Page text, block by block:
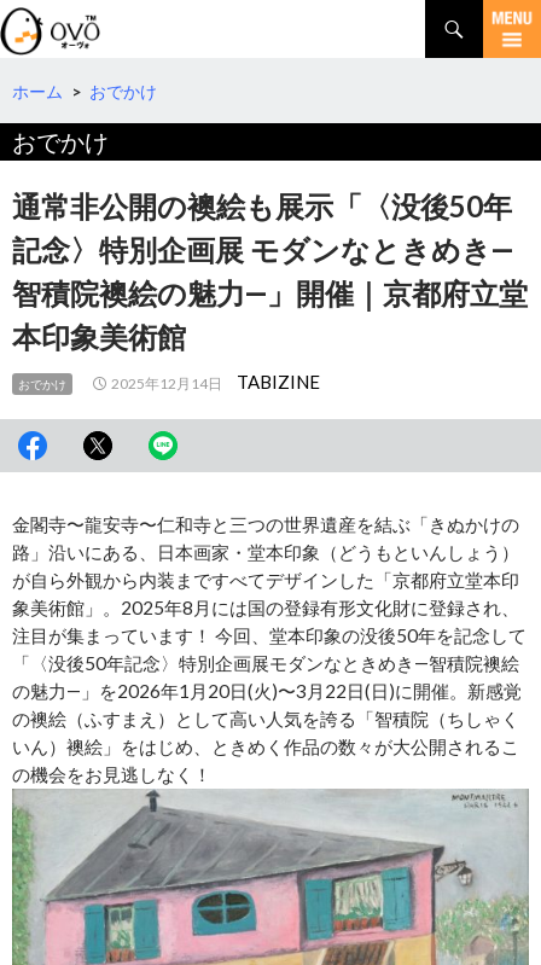
検
索
コ
テ
ツ
へ
移
動
ホーム > おでかけ
おでかけ
通常非公開の襖絵も展示「〈没後50年
記念〉特別企画展 モダンなときめき―
智積院襖絵の魅力―」開催｜京都府立堂
本印象美術館
おでかけ 2025年12月14日 TABIZINE
金閣寺〜龍安寺〜仁和寺と三つの世界遺産を結ぶ「きぬかけの
路」沿いにある、日本画家・堂本印象（どうもといんしょう）
が自ら外観から内装まですべてデザインした「京都府立堂本印
象美術館」。2025年8月には国の登録有形文化財に登録され、
注目が集まっています！ 今回、堂本印象の没後50年を記念して
「〈没後50年記念〉特別企画展モダンなときめき―智積院襖絵
の魅力―」を2026年1月20日(火)〜3月22日(日)に開催。新感覚
の襖絵（ふすまえ）として高い人気を誇る「智積院（ちしゃく
いん）襖絵」をはじめ、ときめく作品の数々が大公開されるこ
の機会をお見逃しなく！